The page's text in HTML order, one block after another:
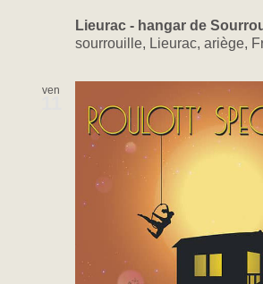
Lieurac - hangar de
sourrouille, Lieurac, ariège,
ven